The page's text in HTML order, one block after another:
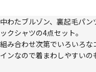
中わたブルゾン、裏起毛パ
ックシャツの4点セット。
組み合わせ次第でいろいろ
インなので着まわしやすいの